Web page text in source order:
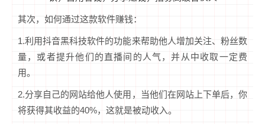
其次，如何通过这款软件赚钱：
1.利用抖音黑科技软件的功能来帮助他人增加关注、粉丝数
量，或者提升他们的直播间的人气，并从中收取一定费
用。
2.分享自己的网站给他人使用，当他们在网站上下单后，你
将获得其收益的40%，这就是被动收入。